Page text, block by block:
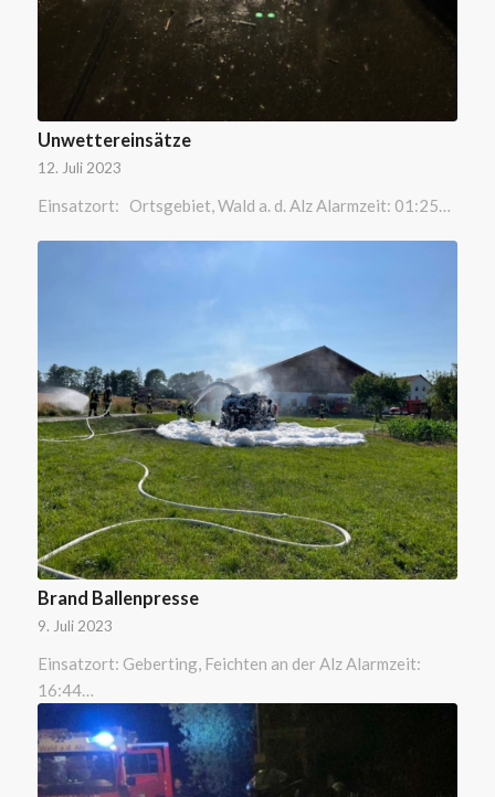
Unwettereinsätze
12. Juli 2023
Einsatzort: Ortsgebiet, Wald a. d. Alz Alarmzeit: 01:25…
Brand Ballenpresse
9. Juli 2023
Einsatzort: Geberting, Feichten an der Alz Alarmzeit:
16:44…